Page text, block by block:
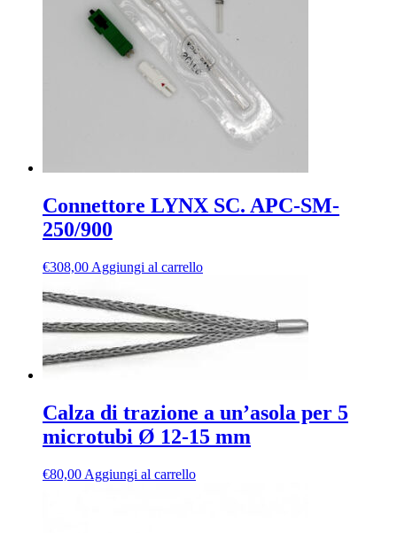
Connettore LYNX SC. APC-SM-
250/900
€308,00 Aggiungi al carrello
Calza di trazione a un’asola per 5
microtubi Ø 12-15 mm
€80,00 Aggiungi al carrello